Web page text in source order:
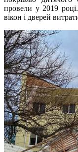
провели у 2019
вікон і дверей